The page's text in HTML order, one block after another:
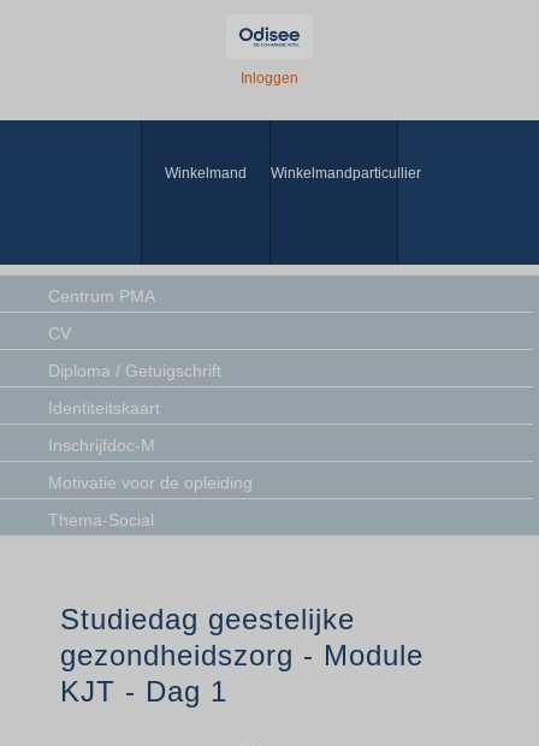
Inloggen
Winkelmand Winkelmandparticullier
Centrum PMA
CV
Diploma / Getuigschrift
Identiteitskaart
Inschrijfdoc-M
Motivatie voor de opleiding
Thema-Social
Studiedag geestelijke
gezondheidszorg - Module
KJT - Dag 1